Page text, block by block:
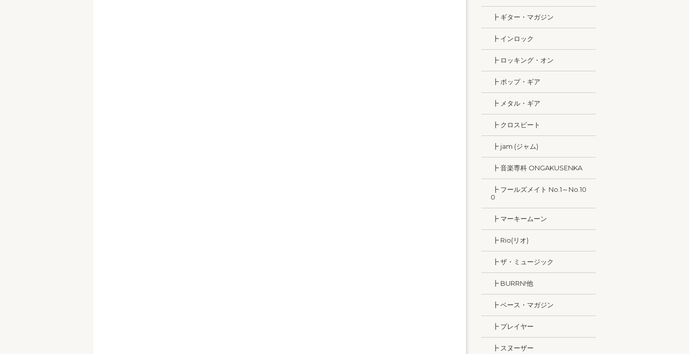
┣ ギター・マガジン
┣ インロック
┣ ロッキング・オン
┣ ポップ・ギア
┣ メタル・ギア
┣ クロスビート
┣ jam (ジャム)
┣ 音楽専科 ONGAKUSENKA
┣ フールズメイト No.1～No.10
0
┣ マーキームーン
┣ Rio(リオ)
┣ ザ・ミュージック
┣ BURRN!他
┣ ベース・マガジン
┣ プレイヤー
┣ スヌーザー